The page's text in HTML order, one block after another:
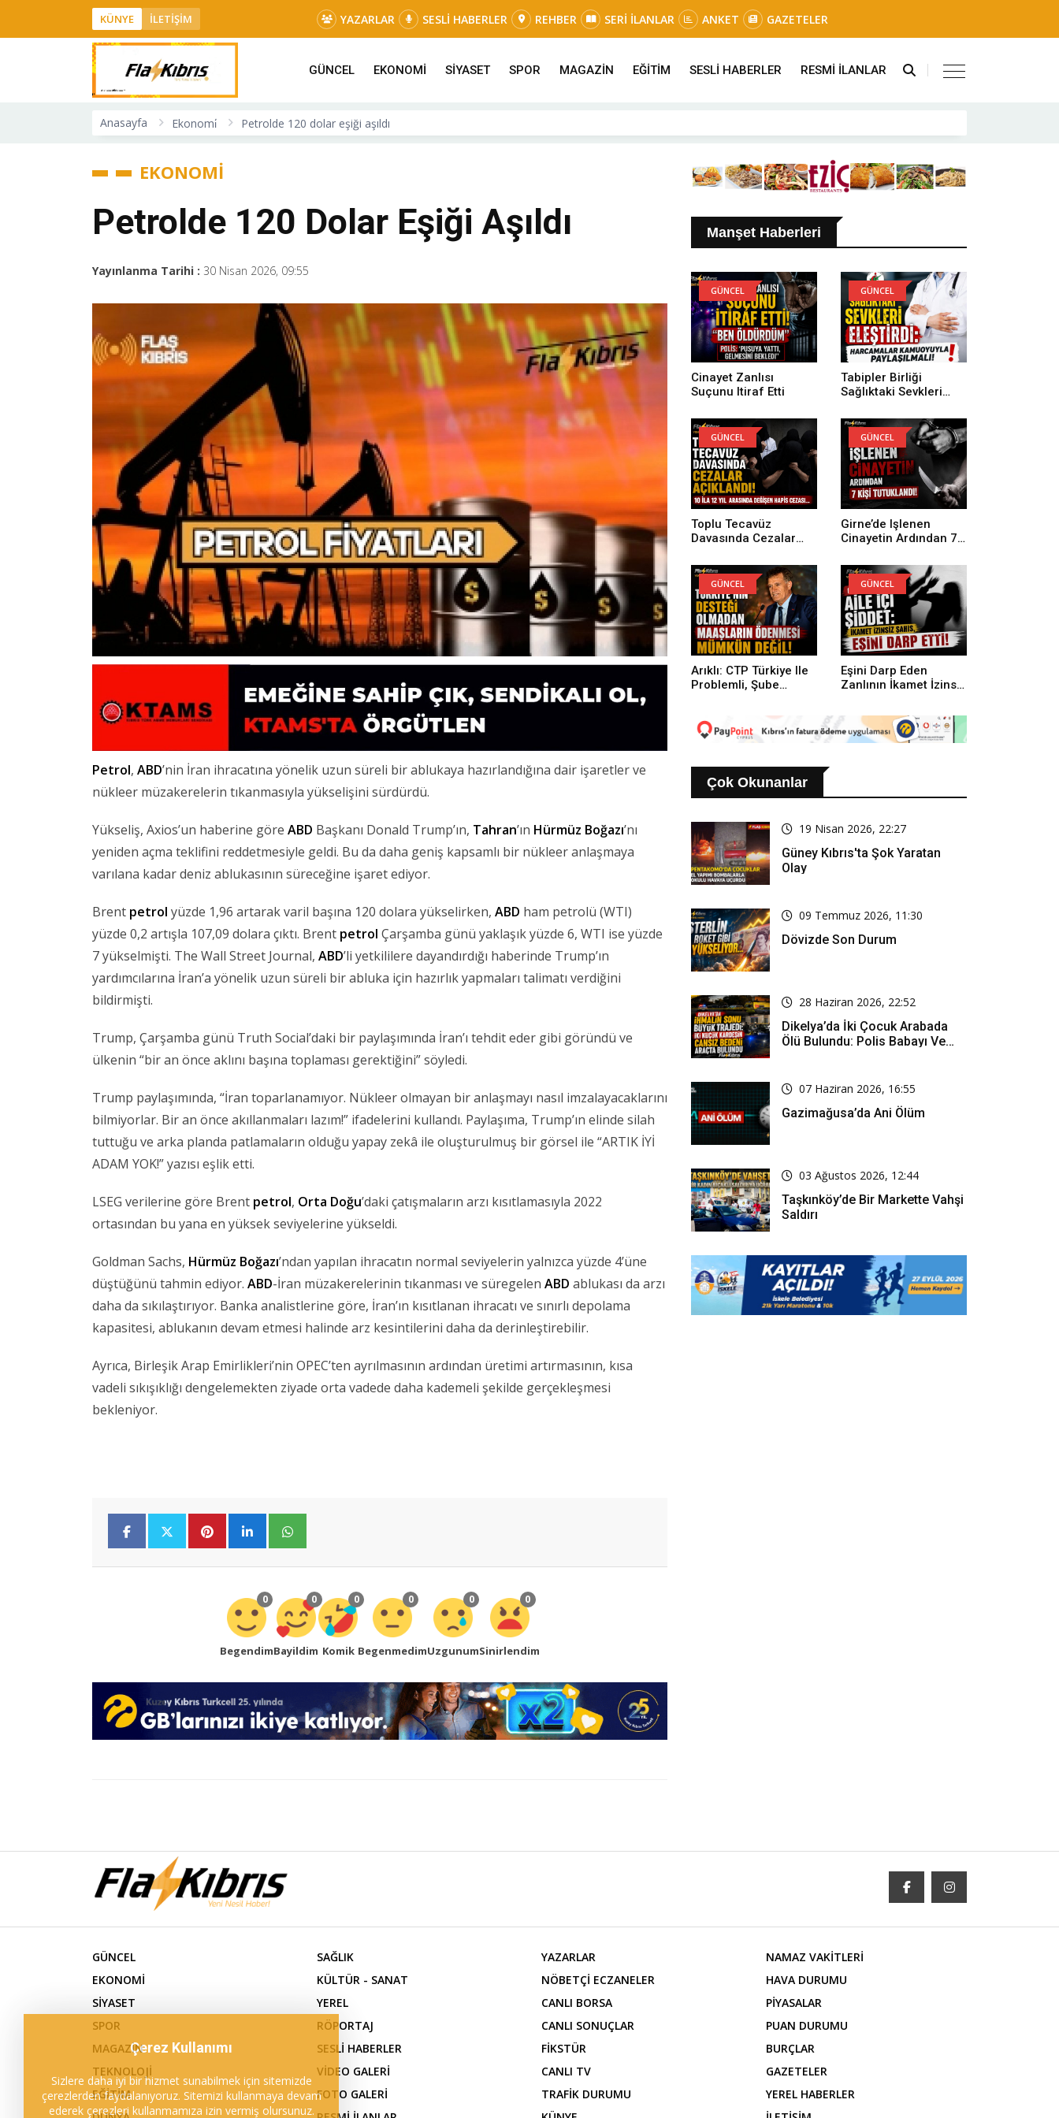
KÜNYE İLETİŞİM YAZARLAR SESLİ HABERLER REHBER SERİ İLANLAR ANKET GAZETELER
GÜNCEL EKONOMİ SİYASET SPOR MAGAZİN EĞİTİM SESLİ HABERLER RESMİ İLANLAR
Anasayfa Ekonomi̇ Petrolde 120 dolar eşiği aşıldı
EKONOMİ
Petrolde 120 Dolar Eşiği Aşıldı
Yayınlanma Tarihi : 30 Nisan 2026, 09:55
Petrol, ABD’nin İran ihracatına yönelik uzun süreli bir ablukaya hazırlandığına dair işaretler ve
nükleer müzakerelerin tıkanmasıyla yükselişini sürdürdü.
Yükseliş, Axios’un haberine göre ABD Başkanı Donald Trump’ın, Tahran’ın Hürmüz Boğazı’nı
yeniden açma teklifini reddetmesiyle geldi. Bu da daha geniş kapsamlı bir nükleer anlaşmaya
varılana kadar deniz ablukasının süreceğine işaret ediyor.
Brent petrol yüzde 1,96 artarak varil başına 120 dolara yükselirken, ABD ham petrolü (WTI)
yüzde 0,2 artışla 107,09 dolara çıktı. Brent petrol Çarşamba günü yaklaşık yüzde 6, WTI ise yüzde
7 yükselmişti. The Wall Street Journal, ABD’li yetkililere dayandırdığı haberinde Trump’ın
yardımcılarına İran’a yönelik uzun süreli bir abluka için hazırlık yapmaları talimatı verdiğini
bildirmişti.
Trump, Çarşamba günü Truth Social’daki bir paylaşımında İran’ı tehdit eder gibi göründü ve
ülkenin “bir an önce aklını başına toplaması gerektiğini” söyledi.
Trump paylaşımında, “İran toparlanamıyor. Nükleer olmayan bir anlaşmayı nasıl imzalayacaklarını
bilmiyorlar. Bir an önce akıllanmaları lazım!” ifadelerini kullandı. Paylaşıma, Trump’ın elinde silah
tuttuğu ve arka planda patlamaların olduğu yapay zekâ ile oluşturulmuş bir görsel ile “ARTIK İYİ
ADAM YOK!” yazısı eşlik etti.
LSEG verilerine göre Brent petrol, Orta Doğu’daki çatışmaların arzı kısıtlamasıyla 2022
ortasından bu yana en yüksek seviyelerine yükseldi.
Goldman Sachs, Hürmüz Boğazı’ndan yapılan ihracatın normal seviyelerin yalnızca yüzde 4’üne
düştüğünü tahmin ediyor. ABD-İran müzakerelerinin tıkanması ve süregelen ABD ablukası da arzı
daha da sıkılaştırıyor. Banka analistlerine göre, İran’ın kısıtlanan ihracatı ve sınırlı depolama
kapasitesi, ablukanın devam etmesi halinde arz kesintilerini daha da derinleştirebilir.
Ayrıca, Birleşik Arap Emirlikleri’nin OPEC’ten ayrılmasının ardından üretimi artırmasının, kısa
vadeli sıkışıklığı dengelemekten ziyade orta vadede daha kademeli şekilde gerçekleşmesi
bekleniyor.
0
Begendim
0
Bayildim
0
Komik
0
Begenmedim
0
Uzgunum
0
Sinirlendim
Manşet Haberleri
GÜNCEL
Cinayet Zanlısı
Suçunu Itiraf Etti
GÜNCEL
Tabipler Birliği
Sağlıktaki Sevkleri
GÜNCEL
Toplu Tecavüz
Davasında Cezalar
GÜNCEL
Girne’de Işlenen
Cinayetin Ardından 7
GÜNCEL
Arıklı: CTP Türkiye Ile
Problemli, Şube
GÜNCEL
Eşini Darp Eden
Zanlının İkamet İzinsiz
Çok Okunanlar
19 Nisan 2026, 22:27
Güney Kıbrıs'ta Şok Yaratan
Olay
09 Temmuz 2026, 11:30
Dövizde Son Durum
28 Haziran 2026, 22:52
Dikelya’da İki Çocuk Arabada
Ölü Bulundu: Polis Babayı Ve
07 Haziran 2026, 16:55
Gazimağusa’da Ani Ölüm
03 Ağustos 2026, 12:44
Taşkınköy’de Bir Markette Vahşi
Saldırı
GÜNCEL
EKONOMİ
SİYASET
SPOR
MAGAZİN
TEKNOLOJİ
EĞİTİM
SAĞLIK
KÜLTÜR - SANAT
YEREL
RÖPORTAJ
SESLİ HABERLER
VİDEO GALERİ
FOTO GALERİ
YAZARLAR
NÖBETÇİ ECZANELER
CANLI BORSA
CANLI SONUÇLAR
FİKSTÜR
CANLI TV
TRAFİK DURUMU
NAMAZ VAKİTLERİ
HAVA DURUMU
PİYASALAR
PUAN DURUMU
BURÇLAR
GAZETELER
YEREL HABERLER
Çerez Kullanımı
Sizlere daha iyi bir hizmet sunabilmek için sitemizde
çerezlerden faydalanıyoruz. Sitemizi kullanmaya devam
ederek çerezleri kullanmamıza izin vermiş olursunuz.